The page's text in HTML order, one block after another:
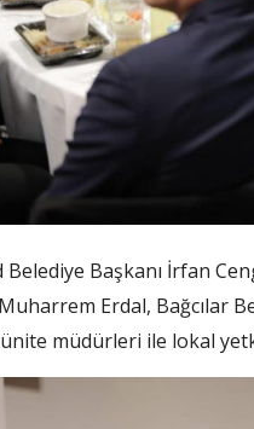
Başkanı İrfan
Erdal, Bağcılar
müdürleri ile lokal